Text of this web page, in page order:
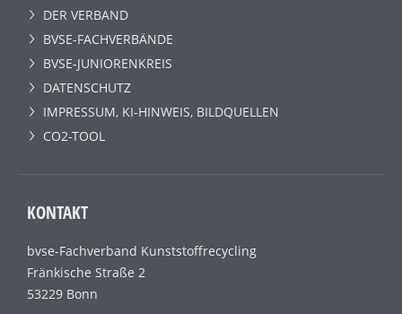
DER VERBAND
BVSE-FACHVERBÄNDE
BVSE-JUNIORENKREIS
DATENSCHUTZ
IMPRESSUM, KI-HINWEIS, BILDQUELLEN
CO2-TOOL
KONTAKT
bvse-Fachverband Kunststoffrecycling
Fränkische Straße 2
53229 Bonn